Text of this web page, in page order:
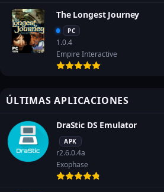
sistema está protegido y funcionando
¡Descargar TweakBit
Crack y maximiza el
computadora hoy mismo!
The Longest Journey
PC
1.0.4
Empire Interactive
ÚLTIMAS APLICACIONES
DraStic DS Emulator
APK
r2.6.0.4a
Exophase